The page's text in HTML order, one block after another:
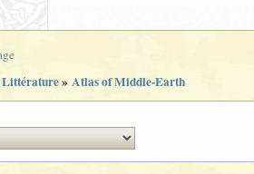
Littérature» Atlas of Middle-Earth